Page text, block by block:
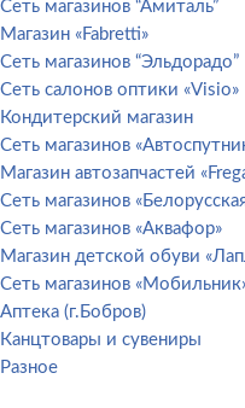
Сеть магазинов “Амиталь”
Магазин «Fabretti»
Сеть магазинов “Эльдорадо”
Сеть салонов оптики «Visio»
Кондитерский магазин
Сеть магазинов
Магазин автозапчастей
Сеть магазинов
Сеть магазинов «Аквафор»
Магазин детской обуви
Сеть магазинов
Аптека (г.Бобров)
Канцтовары и сувениры
Разное